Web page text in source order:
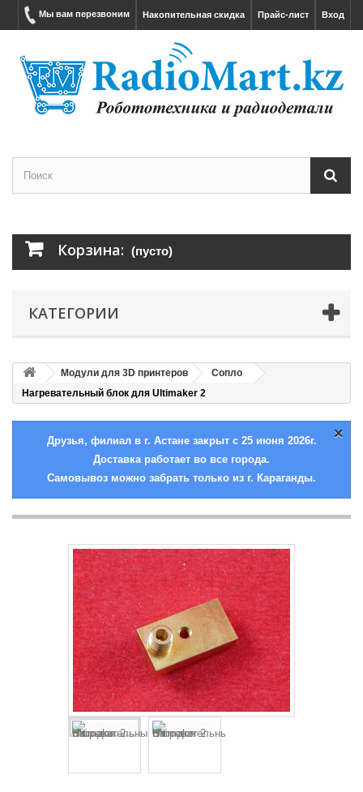
Вход
Прайс-лист
Накопительная скидка
Мы вам перезвоним
Корзина: (пусто)
КАТЕГОРИИ
Модули для 3D принтеров
Сопло
Нагревательный блок для Ultimaker 2
×
Друзья, филиал в г. Астане закрыт с 25 июня 2026г.
Доставка работает во все города.
Самовывоз можно забрать только из г. Караганды.